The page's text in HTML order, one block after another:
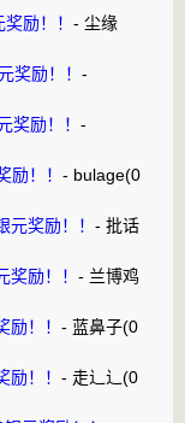
励！！ - 尘缘
奖励！！ -
奖励！！ -
励！！ - bulage(0
奖励！！ - 批话
励！！ - 兰博鸡
！！ - 蓝鼻子(0
！！ - 走辶辶 (0